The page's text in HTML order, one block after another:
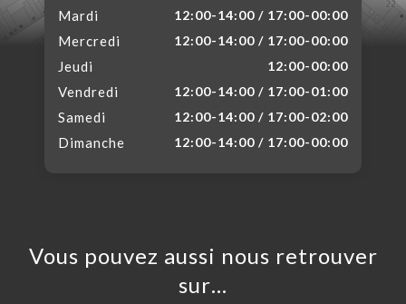
Mardi 12:00-14:00 / 17:00-00:00
Mercredi 12:00-14:00 / 17:00-00:00
Jeudi 12:00-00:00
Vendredi 12:00-14:00 / 17:00-01:00
Samedi 12:00-14:00 / 17:00-02:00
Dimanche 12:00-14:00 / 17:00-00:00
Vous pouvez aussi nous retrouver
sur…